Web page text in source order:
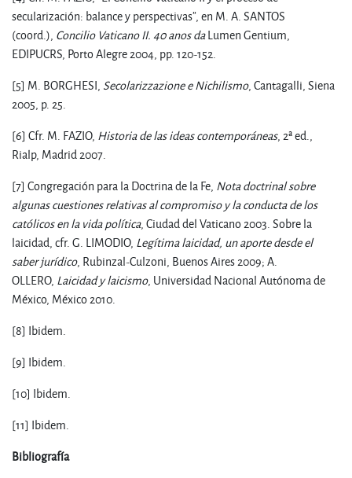
secularización: balance y perspectivas”, en M. A. SANTOS
(coord.), Concilio Vaticano II. 40 anos daLumen Gentium,
EDIPUCRS, Porto Alegre 2004, pp. 120-152.
[5] M. BORGHESI, Secolarizzazione e Nichilismo, Cantagalli, Siena
2005, p. 25.
[6] Cfr. M. FAZIO, Historia de las ideas contemporáneas, 2ª ed.,
Rialp, Madrid 2007.
[7] Congregación para la Doctrina de la Fe, Nota doctrinal sobre
algunas cuestiones relativas al compromiso y la conducta de los
católicos en la vida política,Ciudad del Vaticano 2003. Sobre la
laicidad, cfr. G. LIMODIO, Legítima laicidad, un aporte desde el
saber jurídico, Rubinzal-Culzoni, Buenos Aires 2009; A.
OLLERO, Laicidad y laicismo, Universidad Nacional Autónoma de
México, México 2010.
[8] Ibidem.
[9] Ibidem.
[10] Ibidem.
[11] Ibidem.
Bibliografía